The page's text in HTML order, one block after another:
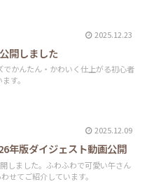
2025.12.23
開しました
かんたん・かわいく仕上がる初心者
す。
2025.12.09
年版ダイジェスト動画公開
しました。ふわふわで可愛い午さん
せてご紹介しています。